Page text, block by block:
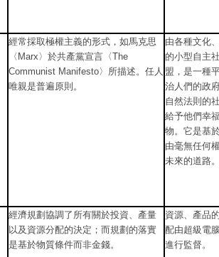
經常採取極權主義的形式，如馬克思
〈Marx〉於共產黨宣言〈The
Communist Manifesto〉所描述。任人
唯親是普遍原則。
由各種文化
的小型自主
盟，是一種
治人們的政
自然法則的
給予他們幸
物。它是基
由毫無任何
未來的道路
經濟規劃協調了所有關於投資、產量
以及資源分配的決定；而規劃的落實
是基於物質條件而非金錢。
資源、產品
配由超級電
進行監督。